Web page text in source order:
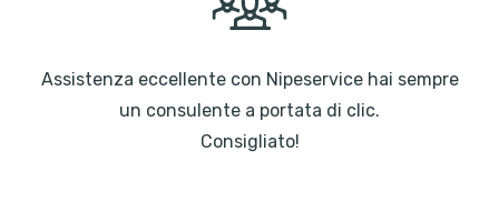
Assistenza eccellente con Nipeservice hai sempre
un consulente a portata di clic.
Consigliato!